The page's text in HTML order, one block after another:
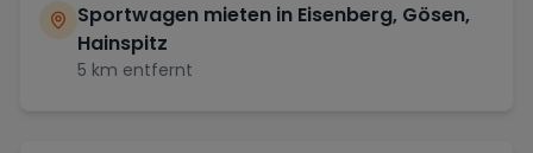
Sportwagen mieten in Eisenberg, Gösen,
Hainspitz
5 km entfernt